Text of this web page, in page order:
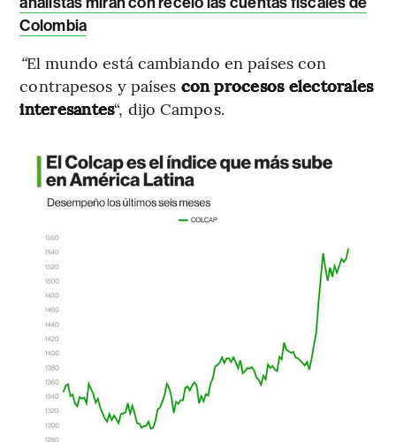
Colombia
“El mundo está cambiando en países con
contrapesos y países con procesos electorales
interesantes“, dijo Campos.